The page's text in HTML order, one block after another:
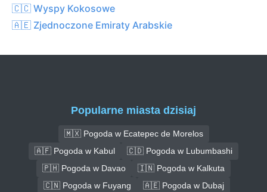
🇨🇨 Wyspy Kokosowe
🇦🇪 Zjednoczone Emiraty Arabskie
Popularne miasta dzisiaj
🇲🇽 Pogoda w Ecatepec de Morelos
🇦🇫 Pogoda w Kabul
🇨🇩 Pogoda w Lubumbashi
🇵🇭 Pogoda w Davao
🇮🇳 Pogoda w Kalkuta
🇨🇳 Pogoda w Fuyang
🇦🇪 Pogoda w Dubaj